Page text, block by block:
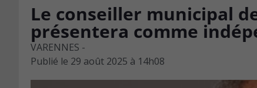
Le conseiller municipal
présentera comme
VARENNES -
Publié le 29 août 2025 à 14h08